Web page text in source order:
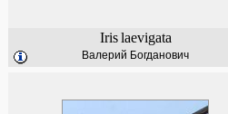
Iris laevigata
Валерий Богданович